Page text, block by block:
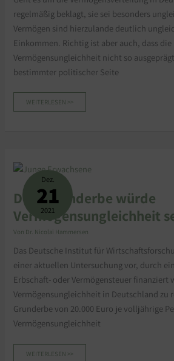
regelmäßig beklagt, sie sei besonders
Vermögen sind hierzulande deutlich
Einkommen. Richtig ist aber auch, dass die
Vermögensungleichheit nicht so
bestimmter politischer Seite
WEITERLESEN >>
Dez.
21
2021
DIW: Grunderbe würde
Vermögensungleichheit
Von Dr. Nicolai Hammersen
Das Deutsche Institut für
einer aktuellen Untersuchung vor, durch
Erbschaft- oder Vermögensteuer finanziert
Vermögensungleichheit in Deutschland zu
Grunderbe von 20.000 Euro je volljährige
Vermögensungleichheit
GRUNDERBE
WÜRDE
VERMÖGENSUNGLEICHHEIT
SENKEN
WEITERLESEN >>